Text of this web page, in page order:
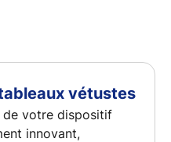
vétustes
de votre dispositif
innovant,